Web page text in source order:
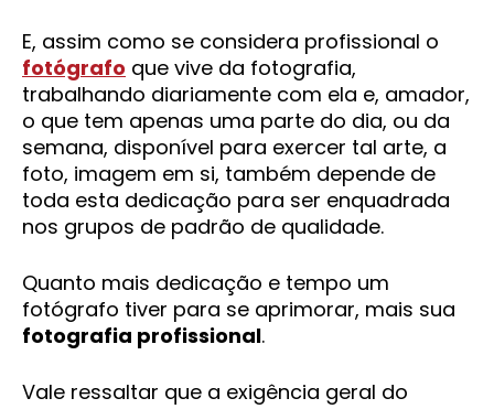
E, assim como se considera profissional o
fotógrafo que vive da fotografia,
trabalhando diariamente com ela e, amador,
o que tem apenas uma parte do dia, ou da
semana, disponível para exercer tal arte, a
foto, imagem em si, também depende de
toda esta dedicação para ser enquadrada
nos grupos de padrão de qualidade.
Quanto mais dedicação e tempo um
fotógrafo tiver para se aprimorar, mais sua
fotografia profissional.
Vale ressaltar que a exigência geral do